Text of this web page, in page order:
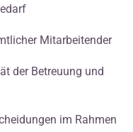
Mitarbeitender
der Betreuung und
im Rahmen